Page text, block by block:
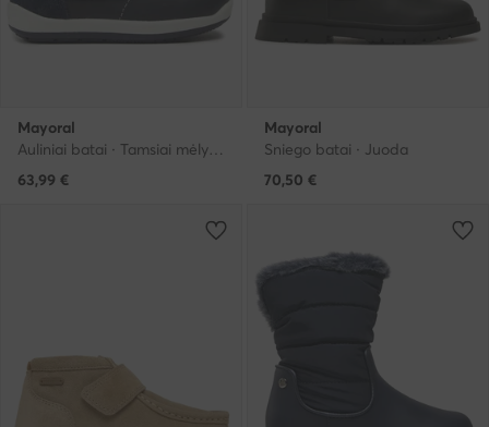
Mayoral
Auliniai batai · Tamsiai mėlyna
63,99 €
Mayoral
Sniego batai · Juoda
70,50 €